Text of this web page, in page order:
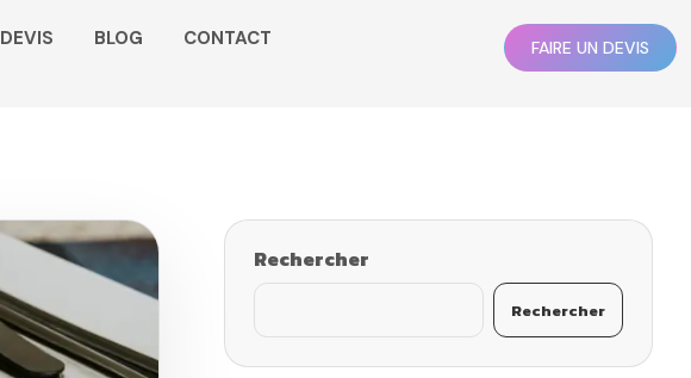
DEVIS BLOG CONTACT FAIRE UN DEVIS
Rechercher
Rechercher